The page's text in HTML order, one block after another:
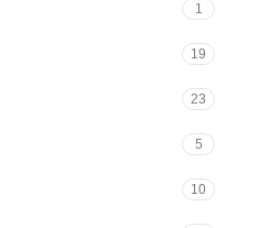
1
19
23
5
10